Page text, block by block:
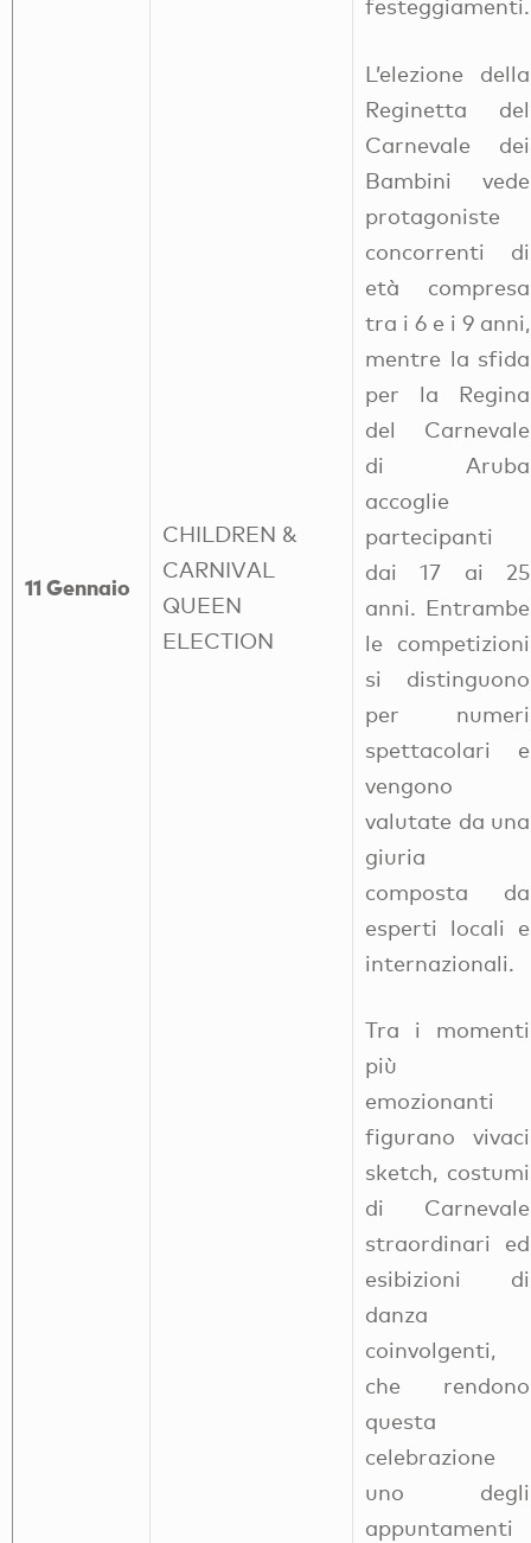
11 Gennaio
CHILDREN &
CARNIVAL
QUEEN
ELECTION
festeggiamenti.
L’elezione della
Reginetta del
Carnevale dei
Bambini vede
protagoniste
concorrenti di
età compresa
tra i 6 e i 9 anni,
mentre la sfida
per la Regina
del Carnevale
di Aruba
accoglie
partecipanti
dai 17 ai 25
anni. Entrambe
le competizioni
si distinguono
per numeri
spettacolari e
vengono
valutate da una
giuria
composta da
esperti locali e
internazionali.
Tra i momenti
più
emozionanti
figurano vivaci
sketch, costumi
di Carnevale
straordinari ed
esibizioni di
danza
coinvolgenti,
che rendono
questa
celebrazione
uno degli
appuntamenti